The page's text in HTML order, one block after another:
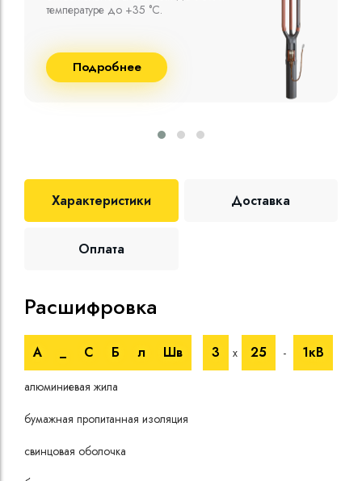
производства
Подробнее
Характеристики Доставка
Оплата
Расшифровка
А С Б л Шв 3 х 25 - 1кВ
алюминиевая жила
бумажная пропитанная изоляция
свинцовая оболочка